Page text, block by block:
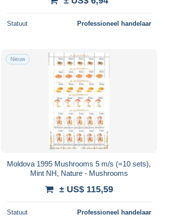
Statuut Professioneel handelaar
Nieuw
Moldova 1995 Mushrooms 5 m/s (=10 sets),
Mint NH, Nature - Mushrooms
± US$ 115,59
Statuut Professioneel handelaar